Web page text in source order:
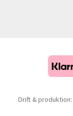
Drift & produktion: